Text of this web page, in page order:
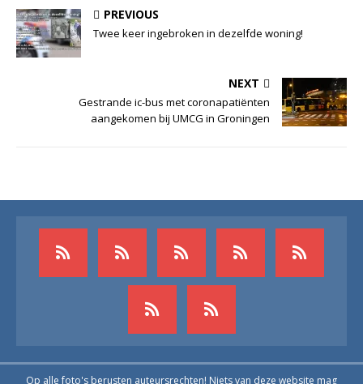
PREVIOUS
Twee keer ingebroken in dezelfde woning!
NEXT
Gestrande ic-bus met coronapatiënten
aangekomen bij UMCG in Groningen
Op alle foto's berusten auteursrechten! Niets van deze website mag